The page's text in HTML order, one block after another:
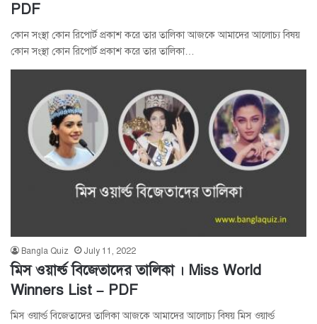
PDF
কোন সংস্থা কোন রিপোর্ট প্রকাশ করে তার তালিকা আজকে আমাদের আলোচ্য বিষয়
কোন সংস্থা কোন রিপোর্ট প্রকাশ করে তার তালিকা…
Bangla Quiz July 11, 2022
মিস ওয়ার্ল্ড বিজেতাদের তালিকা । Miss World
Winners List – PDF
মিস ওয়ার্ল্ড বিজেতাদের তালিকা আজকে আমাদের আলোচ্য বিষয় মিস ওয়ার্ল্ড